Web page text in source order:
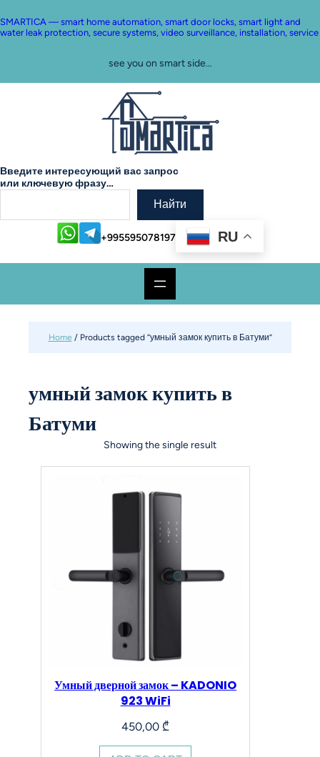
to
content
SMARTICA — smart home automation, smart door locks, smart light and
water leak protection, secure systems, video surveillance, installation, service
see you on smart side…
Введите интересующий вас запрос
или ключевую фразу…
Найти
+995595078197 RU
Home / Products tagged “умный замок купить в Батуми”
умный замок купить в
Батуми
Showing the single result
Умный дверной замок – KADONIO
923 WiFi
450,00₾